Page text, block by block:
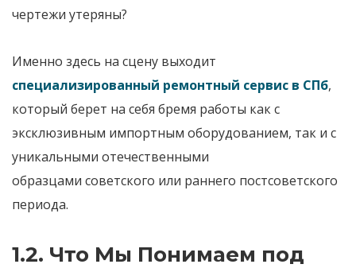
чертежи утеряны?
Именно здесь на сцену выходит
специализированный ремонтный сервис в СПб,
который берет на себя бремя работы как с
эксклюзивным импортным оборудованием, так и с
уникальными отечественными
образцами советского или раннего постсоветского
периода.
1.2. Что Мы Понимаем под